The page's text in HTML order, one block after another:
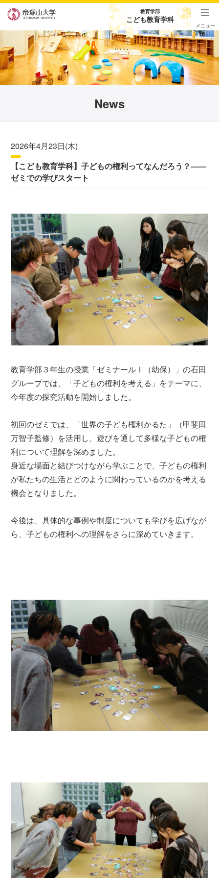
教育学部
こども教育学科
メニュー
News
2026年4月23日(木)
【こども教育学科】子どもの権利ってなんだろう？――
ゼミでの学びスタート
教育学部３年生の授業「ゼミナールⅠ（幼保）」の石田
グループでは、「子どもの権利を考える」をテーマに、
今年度の探究活動を開始しました。
初回のゼミでは、「世界の子ども権利かるた」（甲斐田
万智子監修）を活用し、遊びを通して多様な子どもの権
利について理解を深めました。
身近な場面と結びつけながら学ぶことで、子どもの権利
が私たちの生活とどのように関わっているのかを考える
機会となりました。
今後は、具体的な事例や制度についても学びを広げなが
ら、子どもの権利への理解をさらに深めていきます。